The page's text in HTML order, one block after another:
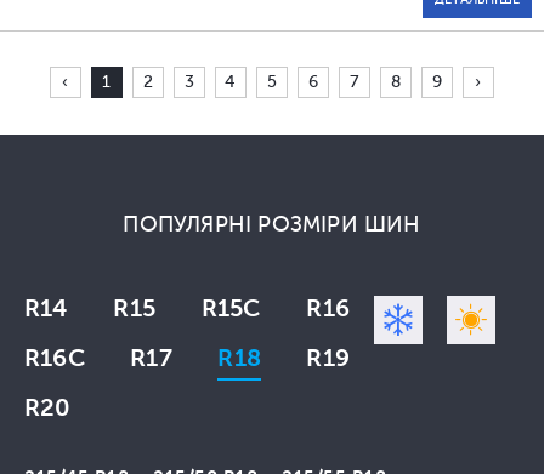
‹ 1 2 3 4 5 6 7 8 9 ›
ПОПУЛЯРНІ РОЗМІРИ ШИН
R14 R15 R15C
R16
R16C
R17 R18
R19
R20